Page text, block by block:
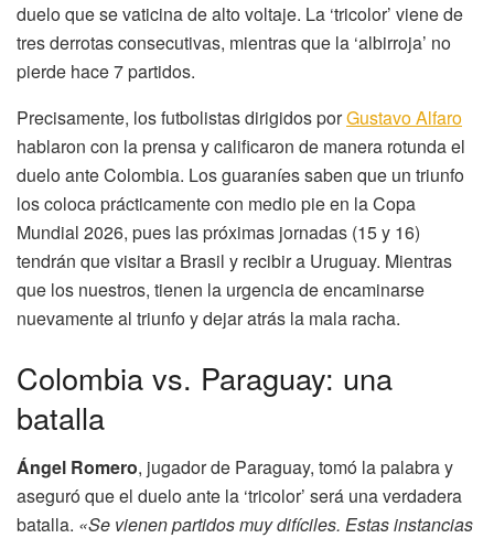
duelo que se vaticina de alto voltaje. La ‘tricolor’ viene de
tres derrotas consecutivas, mientras que la ‘albirroja’ no
pierde hace 7 partidos.
Precisamente, los futbolistas dirigidos porGustavo Alfaro
hablaron con la prensa y calificaron de manera rotunda el
duelo ante Colombia. Los guaraníes saben que un triunfo
los coloca prácticamente con medio pie en la Copa
Mundial 2026, pues las próximas jornadas (15 y 16)
tendrán que visitar a Brasil y recibir a Uruguay. Mientras
que los nuestros, tienen la urgencia de encaminarse
nuevamente al triunfo y dejar atrás la mala racha.
Colombia vs. Paraguay: una
batalla
Ángel Romero, jugador de Paraguay, tomó la palabra y
aseguró que el duelo ante la ‘tricolor’ será una verdadera
batalla. «Se vienen partidos muy difíciles. Estas instancias